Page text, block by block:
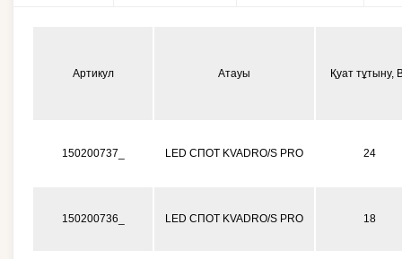
Артикул Атауы Қуат тұтыну,
150200737_ LED СПОТ KVADRO/S PRO 24
150200736_ LED СПОТ KVADRO/S PRO 18